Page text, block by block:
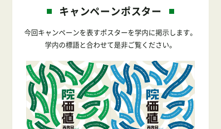
キャンペーンポスター
今回キャンペーンを表すポスターを学内に掲示します。
学内の標語と合わせて是非ご覧ください。